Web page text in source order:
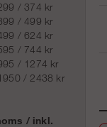
/ 374 kr
/ 499 kr
/ 624 kr
/ 744 kr
/ 1274 kr
/ 2438 kr
/ inkl.